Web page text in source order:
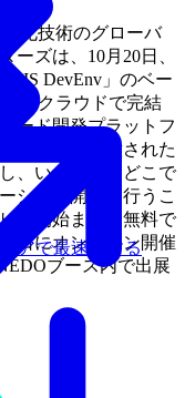
アで最速にする
化技術のグローバ
ーズは、10月20日、
DevEnv」のベー
、クラウドで完結
ード開発プラットフ
ウド上に用意された
、いつでも、どこで
ション開発を行うこ
ス開始まで、無料で
日にオンライン開催
ブース内で出展